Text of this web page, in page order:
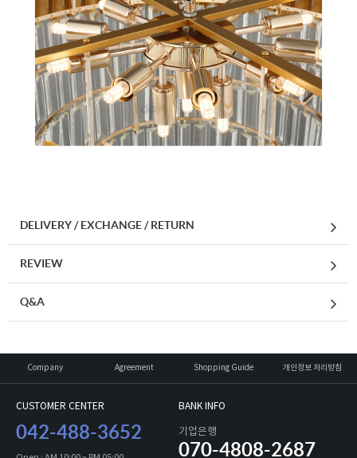
DELIVERY / EXCHANGE / RETURN
REVIEW
Q&A
Company Agreement Shopping Guide 개인정보 처리방침
CUSTOMER CENTER
042-488-3652
BANK INFO
기업은행
070-4808-2687